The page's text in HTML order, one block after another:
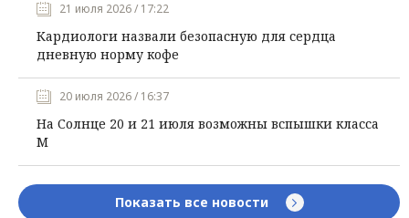
21 июля 2026 / 17:22
Кардиологи назвали безопасную для сердца
дневную норму кофе
20 июля 2026 / 16:37
На Солнце 20 и 21 июля возможны вспышки класса
М
Показать все новости